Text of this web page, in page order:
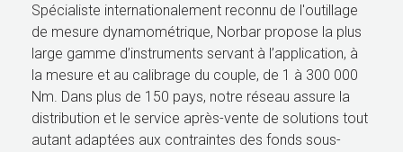
Spécialiste internationalement reconnu de l'outillage
de mesure dynamométrique, Norbar propose la plus
large gamme d’instruments servant à l’application, à
la mesure et au calibrage du couple, de 1 à 300 000
Nm. Dans plus de 150 pays, notre réseau assure la
distribution et le service après-vente de solutions tout
autant adaptées aux contraintes des fonds sous-